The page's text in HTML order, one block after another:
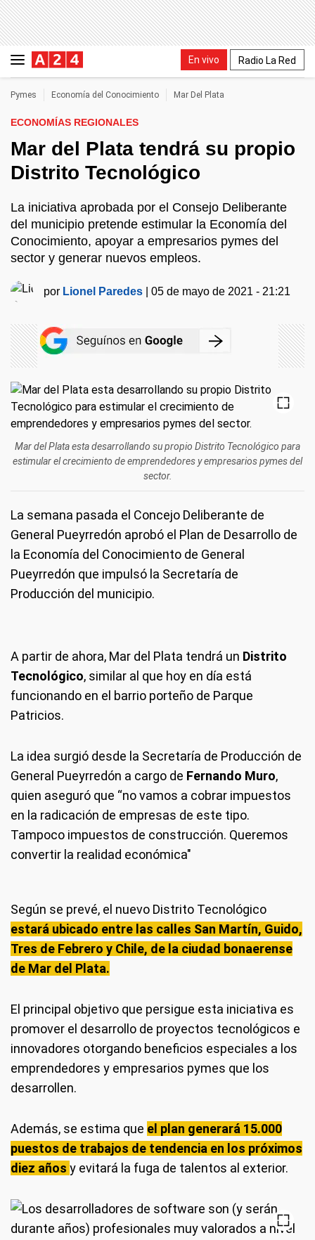
En vivo Radio La Red
Pymes Economía del Conocimiento Mar Del Plata
ECONOMÍAS REGIONALES
Mar del Plata tendrá su propio
Distrito Tecnológico
La iniciativa aprobada por el Consejo Deliberante
del municipio pretende estimular la Economía del
Conocimiento, apoyar a empresarios pymes del
sector y generar nuevos empleos.
por Lionel Paredes |05 de mayo de 2021 - 21:21
Mar del Plata esta desarrollando su propio Distrito Tecnológico para
estimular el crecimiento de emprendedores y empresarios pymes del
sector.
La semana pasada el Concejo Deliberante de
General Pueyrredón aprobó el Plan de Desarrollo de
la Economía del Conocimiento de General
Pueyrredón que impulsó la Secretaría de
Producción del municipio.
A partir de ahora, Mar del Plata tendrá un Distrito
Tecnológico, similar al que hoy en día está
funcionando en el barrio porteño de Parque
Patricios.
La idea surgió desde la Secretaría de Producción de
General Pueyrredón a cargo de Fernando Muro,
quien aseguró que “no vamos a cobrar impuestos
en la radicación de empresas de este tipo.
Tampoco impuestos de construcción. Queremos
convertir la realidad económica"
Según se prevé, el nuevo Distrito Tecnológico
estará ubicado entre las calles San Martín, Guido,
Tres de Febrero y Chile, de la ciudad bonaerense
de Mar del Plata.
El principal objetivo que persigue esta iniciativa es
promover el desarrollo de proyectos tecnológicos e
innovadores otorgando beneficios especiales a los
emprendedores y empresarios pymes que los
desarrollen.
Además, se estima que el plan generará 15.000
puestos de trabajos de tendencia en los próximos
diez años y evitará la fuga de talentos al exterior.